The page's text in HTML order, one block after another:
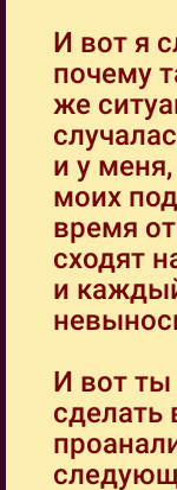
И вот я
почему
же
и у
моих
время
сходят
и
И вот ты